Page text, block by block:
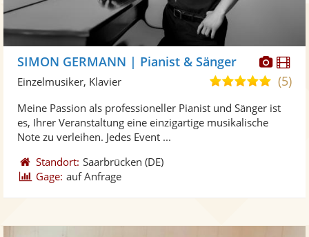
Fotos
SIMON GERMANN | Pianist & Sänger
5,0
5
(5)
Einzelmusiker, Klavier
Meine Passion als professioneller Pianist und Sänger ist
es, Ihrer Veranstaltung eine einzigartige musikalische
Note zu verleihen. Jedes Event ...
Standort: Saarbrücken (DE)
Gage: auf Anfrage